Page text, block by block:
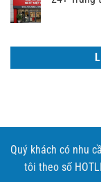
Quý khách có nhu
tôi theo số